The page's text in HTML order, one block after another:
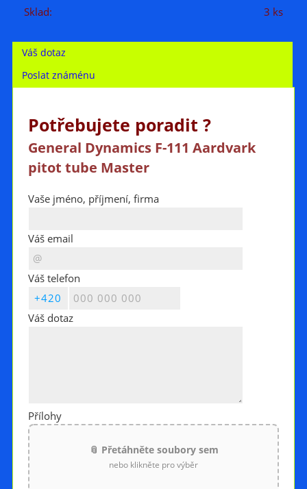
Sklad:
3 ks
Váš dotaz
Poslat známénu
Potřebujete poradit ?
General Dynamics F-111 Aardvark
pitot tube Master
Vaše jméno, příjmení, firma
Váš email
Váš telefon
Váš dotaz
Přílohy
📎 Přetáhněte soubory sem
nebo klikněte pro výběr